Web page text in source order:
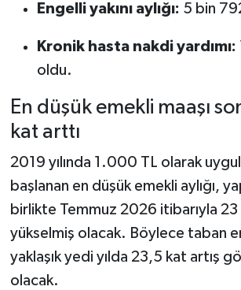
Engelli yakını aylığı: 5 bin
Kronik hasta nakdi yardımı:
oldu.
En düşük emekli maaşı
kat arttı
2019 yılında 1.000 TL olarak
başlanan en düşük emekli aylığı,
birlikte Temmuz 2026 itibarıyla
yükselmiş olacak. Böylece taban
yaklaşık yedi yılda 23,5 kat artış
olacak.